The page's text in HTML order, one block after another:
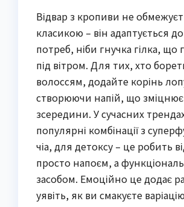
Відвар з кропиви не
класикою – він адаптується
потреб, ніби гнучка гілка, що
під вітром. Для тих, хто
волоссям, додайте корінь
створюючи напій, що
зсередини. У сучасних
популярні комбінації з
чіа, для детоксу – це робить
просто напоєм, а
засобом. Емоційно це додає
уявіть, як ви смакуєте